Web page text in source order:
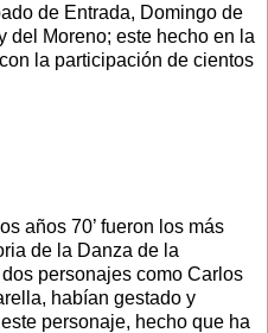
de Entrada, Domingo de
del Moreno; este hecho en la
la participación de cientos
años 70’ fueron los más
de la Danza de la
personajes como Carlos
habían gestado y
personaje, hecho que ha